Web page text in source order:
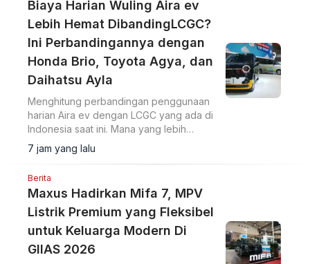
Biaya Harian Wuling Aira ev
Lebih Hemat DibandingLCGC?
Ini Perbandingannya dengan
Honda Brio, Toyota Agya, dan
Daihatsu Ayla
Menghitung perbandingan penggunaan
harian Aira ev dengan LCGC yang ada di
Indonesia saat ini. Mana yang lebih
hemat?
7 jam yang lalu
Berita
Maxus Hadirkan Mifa 7, MPV
Listrik Premium yang Fleksibel
untuk Keluarga Modern Di
GIIAS 2026